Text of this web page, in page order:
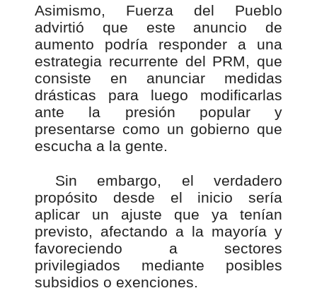
Asimismo, Fuerza del Pueblo
advirtió que este anuncio de
aumento podría responder a una
estrategia recurrente del PRM, que
consiste en anunciar medidas
drásticas para luego modificarlas
ante la presión popular y
presentarse como un gobierno que
escucha a la gente.
Sin embargo, el verdadero
propósito desde el inicio sería
aplicar un ajuste que ya tenían
previsto, afectando a la mayoría y
favoreciendo a sectores
privilegiados mediante posibles
subsidios o exenciones.